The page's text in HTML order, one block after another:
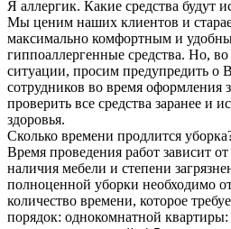
Я аллергик. Какие средства будут
Мы ценим наших клиентов и
максимально комфортным и
гиппоаллергенные средства. Но,
ситуации, просим предупредить о
сотрудников во время оформления
проверить все средства заранее и
здоровья.
Сколько времени продлится
Время проведения работ зависит
наличия мебели и степени
полноценной уборки необходимо
количество времени, которое
порядок: однокомнатной